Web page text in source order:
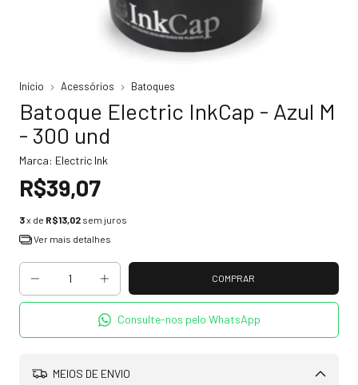
Início Acessórios Batoques
Batoque Electric InkCap - Azul M
- 300 und
Marca: Electric Ink
R$39,07
3x de R$13,02 sem juros
Ver mais detalhes
Consulte-nos pelo WhatsApp
MEIOS DE ENVIO